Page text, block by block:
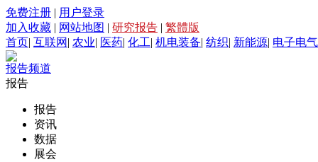
免费注册 | 用户登录
加入收藏 | 网站地图 | 研究报告 | 繁體版
首页| 互联网 | 农业| 医药| 化工| 机电装备| 纺织| 新能源| 电子电气
报告频道
报告
报告
资讯
数据
展会